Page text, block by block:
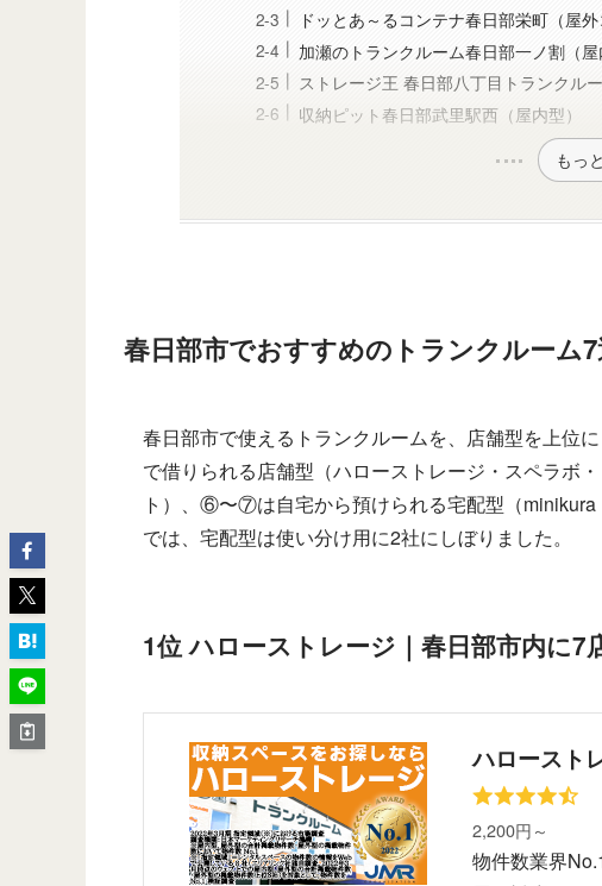
ドッとあ～るコンテナ春日部栄町（屋外
加瀬のトランクルーム春日部一ノ割（屋
ストレージ王 春日部八丁目トランクルー
収納ピット春日部武里駅西（屋内型）
もっ
春日部市でおすすめのトランクルーム
春日部市で使えるトランクルームを、店舗型を上
で借りられる店舗型（ハローストレージ・スペラボ
ト）、⑥〜⑦は自宅から預けられる宅配型（
では、宅配型は使い分け用に2社にしぼりました。
1位 ハローストレージ｜春日部市内に7
ハロースト
2,200円～
物件数業界